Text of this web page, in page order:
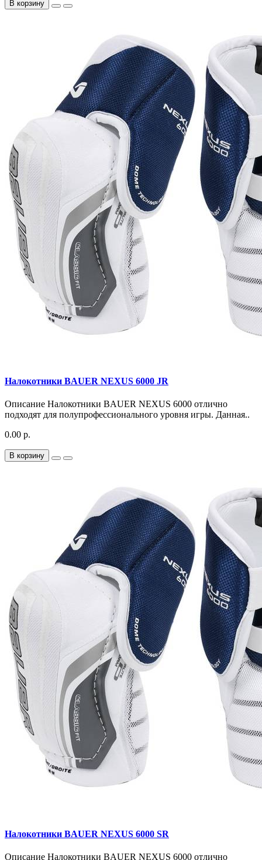
В корзину
Налокотники BAUER NEXUS 6000 JR
Описание Налокотники BAUER NEXUS 6000 отлично
подходят для полупрофессионального уровня игры. Данная..
0.00 р.
В корзину
Налокотники BAUER NEXUS 6000 SR
Описание Налокотники BAUER NEXUS 6000 отлично